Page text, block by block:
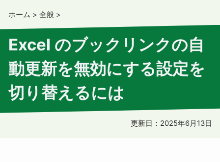
ホーム > 全般 >
Excel のブックリンクの自
動更新を無効にする設定を
切り替えるには
更新日： 2025年6月13日